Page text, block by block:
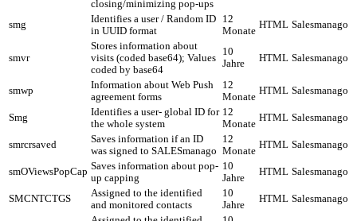
closing/minimizing pop-ups
smg
Identifies a user / Random ID
in UUID format
12
Monate
HTML Salesmanago
smvr
Stores information about
visits (coded base64); Values
coded by base64
10
Jahre
HTML Salesmanago
smwp
Information about Web Push
agreement forms
12
Monate
HTML Salesmanago
Smg
Identifies a user- global ID for
the whole system
12
Monate
HTML Salesmanago
smrcrsaved
Saves information if an ID
was signed to SALESmanago
12
Monate
HTML Salesmanago
smOViewsPopCap Saves information about pop-
up capping
10
Jahre
HTML Salesmanago
SMCNTCTGS
Assigned to the identified
and monitored contacts
10
Jahre
HTML Salesmanago